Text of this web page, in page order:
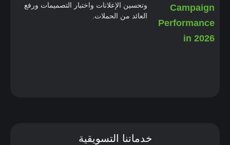
وتحسين الإعلانات واختبار التصميمات ورفع
العائد من الحملات.
خدماتنا التسويقية